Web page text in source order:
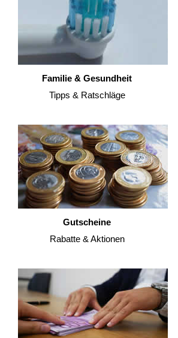
Familie & Gesundheit
Tipps & Ratschläge
Gutscheine
Rabatte & Aktionen